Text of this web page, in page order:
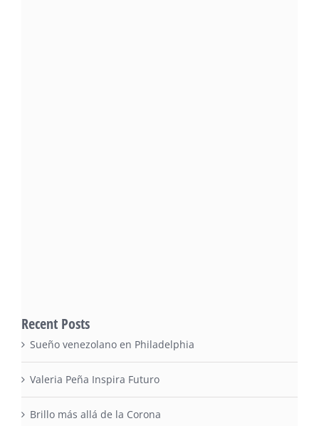
Recent Posts
Sueño venezolano en Philadelphia
Valeria Peña Inspira Futuro
Brillo más allá de la Corona